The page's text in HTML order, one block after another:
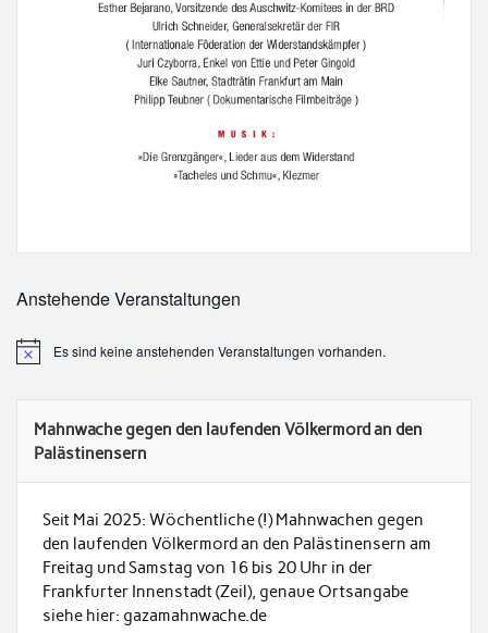
Anstehende Veranstaltungen
Es sind keine anstehenden Veranstaltungen vorhanden.
Mahnwache gegen den laufenden Völkermord an den
Palästinensern
Seit Mai 2025: Wöchentliche (!) Mahnwachen gegen
den laufenden Völkermord an den Palästinensern am
Freitag und Samstag von 16 bis 20 Uhr in der
Frankfurter Innenstadt (Zeil), genaue Ortsangabe
siehe hier: gazamahnwache.de